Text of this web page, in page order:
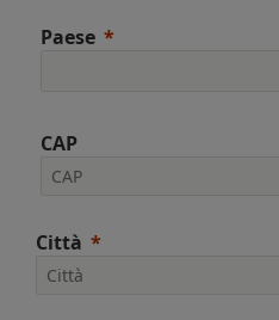
Paese
CAP
Città